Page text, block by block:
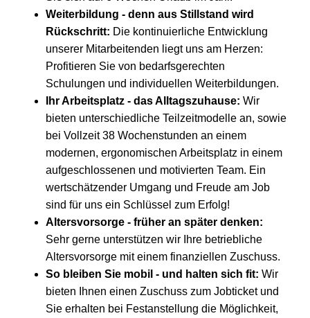
Weiterbildung - denn aus Stillstand wird
Rückschritt: Die kontinuierliche Entwicklung
unserer Mitarbeitenden liegt uns am Herzen:
Profitieren Sie von bedarfsgerechten
Schulungen und individuellen Weiterbildungen.
Ihr Arbeitsplatz - das Alltagszuhause: Wir
bieten unterschiedliche Teilzeitmodelle an, sowie
bei Vollzeit 38 Wochenstunden an einem
modernen, ergonomischen Arbeitsplatz in einem
aufgeschlossenen und motivierten Team. Ein
wertschätzender Umgang und Freude am Job
sind für uns ein Schlüssel zum Erfolg!
Altersvorsorge - früher an später denken:
Sehr gerne unterstützen wir Ihre betriebliche
Altersvorsorge mit einem finanziellen Zuschuss.
So bleiben Sie mobil - und halten sich fit: Wir
bieten Ihnen einen Zuschuss zum Jobticket und
Sie erhalten bei Festanstellung die Möglichkeit,